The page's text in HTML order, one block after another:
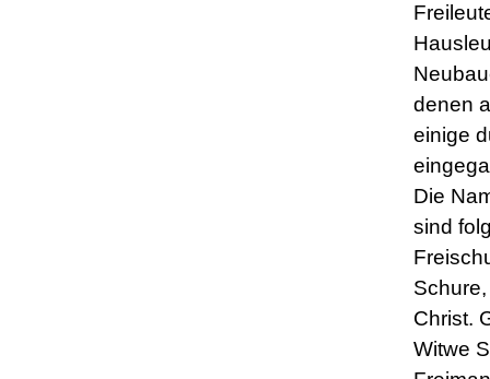
denen
einige
Die
sind
Christ.
Witwe